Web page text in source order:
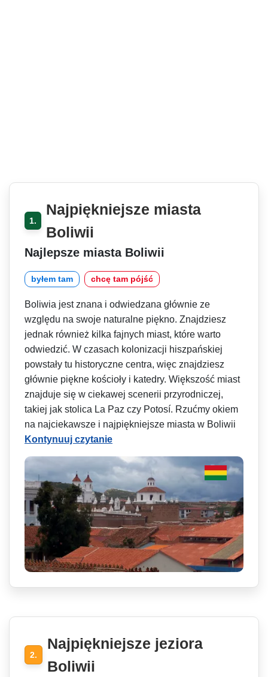
1.
Najpiękniejsze miasta
Boliwii
Najlepsze miasta Boliwii
byłem tam chcę tam pójść
Boliwia jest znana i odwiedzana głównie ze
względu na swoje naturalne piękno. Znajdziesz
jednak również kilka fajnych miast, które warto
odwiedzić. W czasach kolonizacji hiszpańskiej
powstały tu historyczne centra, więc znajdziesz
głównie piękne kościoły i katedry. Większość miast
znajduje się w ciekawej scenerii przyrodniczej,
takiej jak stolica La Paz czy Potosí. Rzućmy okiem
na najciekawsze i najpiękniejsze miasta w Boliwii
Kontynuuj czytanie
2.
Najpiękniejsze jeziora
Boliwii